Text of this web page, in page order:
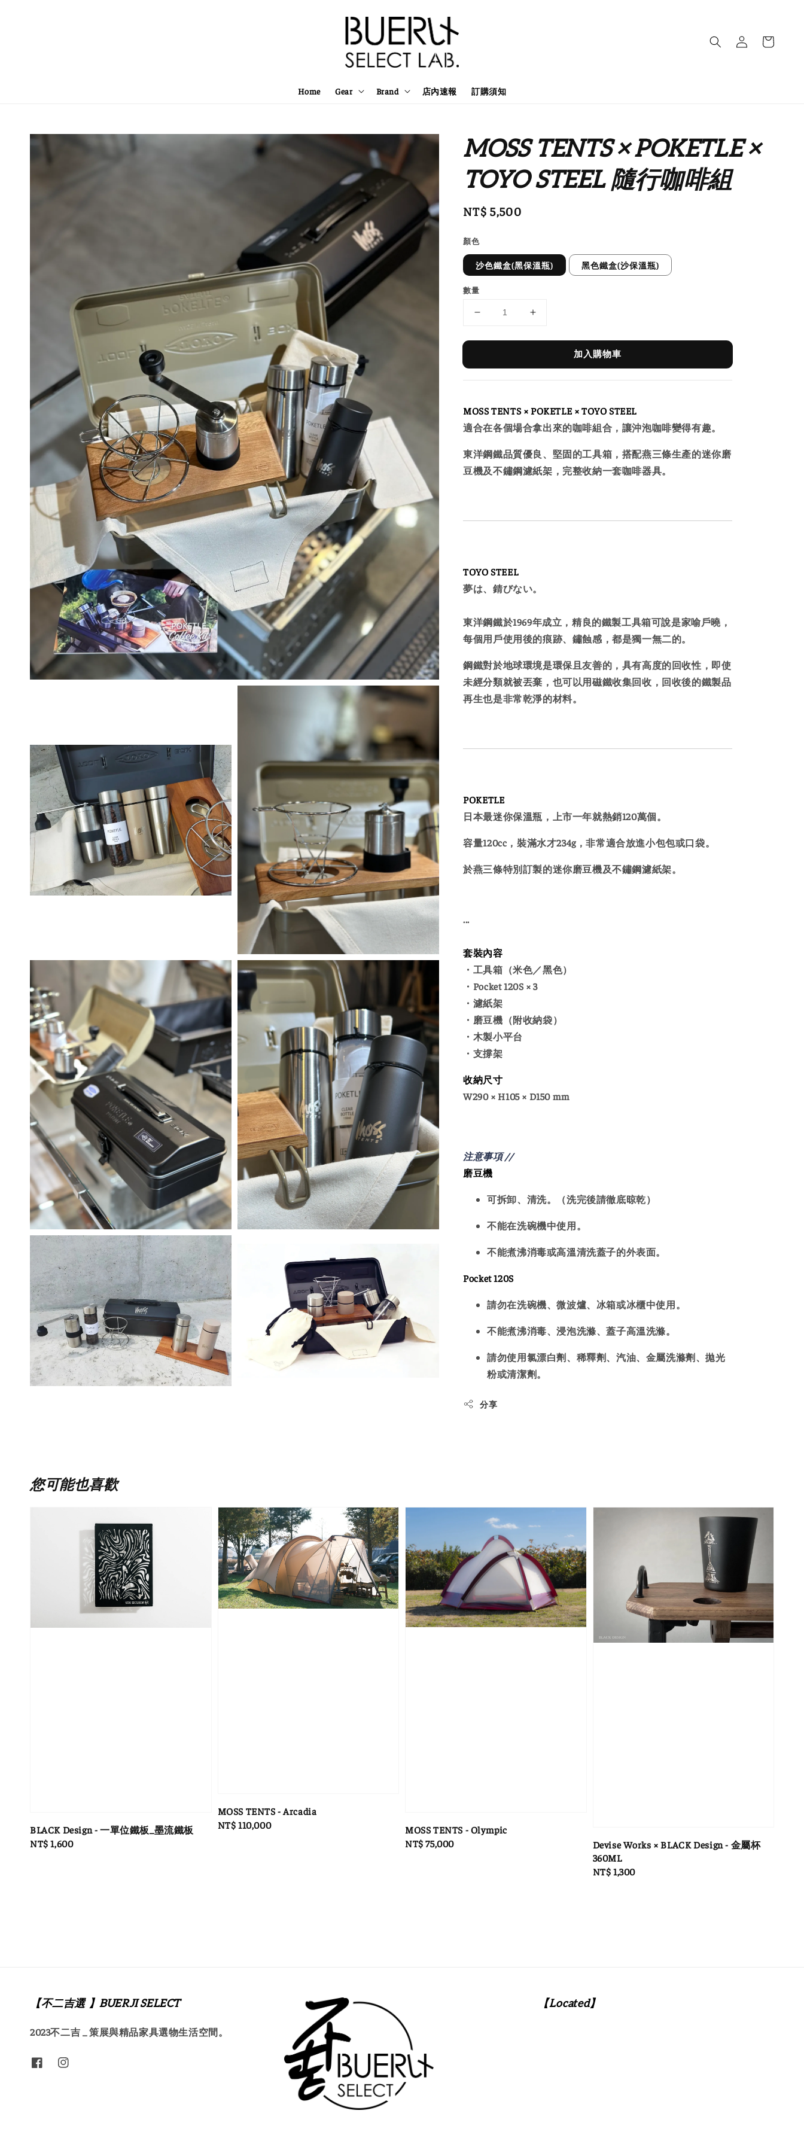
Home Gear Brand 店內速報 訂購須知
MOSS TENTS × POKETLE ×
TOYO STEEL 隨行咖啡組
Regular
NT$ 5,500
顏色
沙色鐵盒(黑保溫瓶) 黑色鐵盒(沙保溫瓶)
數量
加入購物車
MOSS TENTS × POKETLE × TOYO STEEL
適合在各個場合拿出來的咖啡組合，讓沖泡咖啡變得有趣。
東洋鋼鐵品質優良、堅固的工具箱，搭配燕三條生產的迷你磨
豆機及不鏽鋼濾紙架，完整收納一套咖啡器具。
TOYO STEEL
夢は、錆びない。
東洋鋼鐵於1969年成立，精良的鐵製工具箱可說是家喻戶曉，
每個用戶使用後的痕跡、鏽蝕感，都是獨一無二的。
鋼鐵對於地球環境是環保且友善的，具有高度的回收性，即使
未經分類就被丟棄，也可以用磁鐵收集回收，回收後的鐵製品
再生也是非常乾淨的材料。
POKETLE
日本最迷你保溫瓶，上市一年就熱銷120萬個。
容量120cc，裝滿水才234g，非常適合放進小包包或口袋。
於燕三條特別訂製的迷你磨豆機及不鏽鋼濾紙架。
...
套裝內容
・工具箱（米色／黑色）
・Pocket 120S × 3
・濾紙架
・磨豆機（附收納袋）
・木製小平台
・支撐架
收納尺寸
W290 × H105 × D150 mm
注意事項 //
磨豆機
可拆卸、清洗。（洗完後請徹底晾乾）
不能在洗碗機中使用。
不能煮沸消毒或高溫清洗蓋子的外表面。
Pocket 120S
請勿在洗碗機、微波爐、冰箱或冰櫃中使用。
不能煮沸消毒、浸泡洗滌、蓋子高溫洗滌。
請勿使用氯漂白劑、稀釋劑、汽油、金屬洗滌劑、拋光
粉或清潔劑。
分享
您可能也喜歡
BLACK Design - 一單位鐵板_墨流鐵板
Regular
NT$ 1,600
MOSS TENTS - Arcadia
Regular
NT$ 110,000
MOSS TENTS - Olympic
Regular
NT$ 75,000
Devise Works × BLACK Design - 金屬杯
360ML
Regular
NT$ 1,300
【不二吉選 】BUERJI SELECT
2023不二吉 _ 策展與精品家具選物生活空間。
【Located】